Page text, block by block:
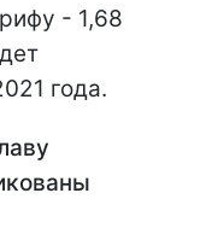
- 1,68
года.